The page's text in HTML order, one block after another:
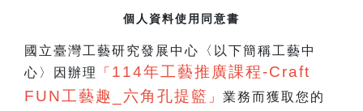
個人資料使用同意書
國立臺灣工藝研究發展中心〈以下簡稱工藝中
心〉因辦理
「 114年工藝推廣課程-Craft
FUN工藝趣_ 六角孔提籃 」 業務而獲取您的